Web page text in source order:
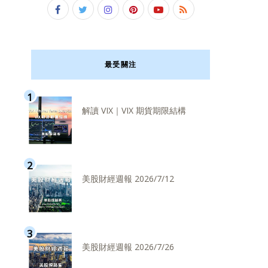
最受關注
解讀 VIX｜VIX 期貨期限結構
美股財經週報 2026/7/12
美股財經週報 2026/7/26